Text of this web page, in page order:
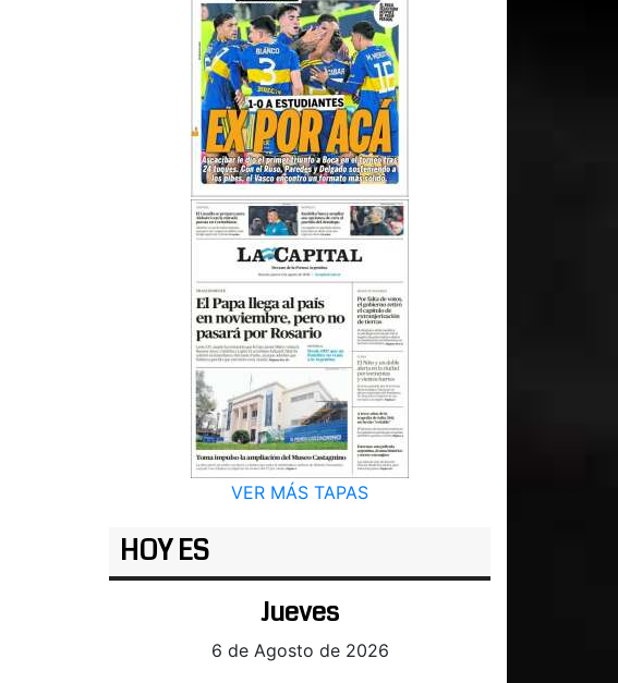
VER MÁS TAPAS
HOY ES
Jueves
6 de Agosto de 2026